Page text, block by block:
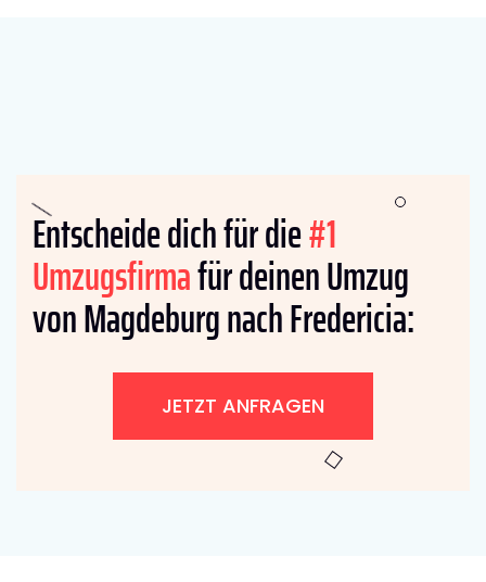
Entscheide dich für die#1
Umzugsfirmafür deinen Umzug
von Magdeburg nach Fredericia:
JETZT ANFRAGEN